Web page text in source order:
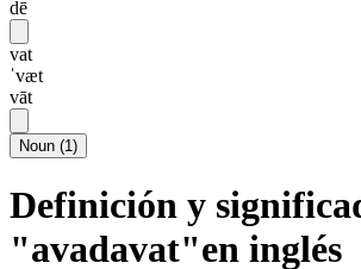
dē
vat
ˈvæt
vāt
Noun (1)
Definición y
"avadavat"en inglés